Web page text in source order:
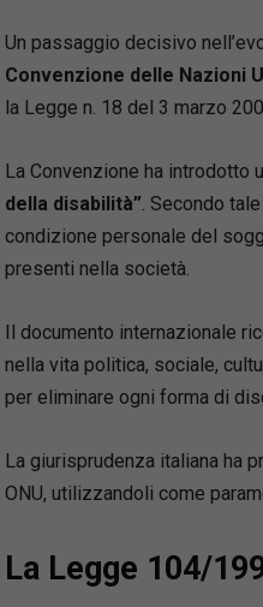
Un passaggio decisivo
Convenzione delle Nazioni
la Legge n. 18 del 3 marzo
La Convenzione ha introdotto
della disabilità”. Secondo
condizione personale del
presenti nella società.
Il documento internazionale
nella vita politica, sociale,
per eliminare ogni forma di
La giurisprudenza italiana ha
ONU, utilizzandoli come
La Legge 104/